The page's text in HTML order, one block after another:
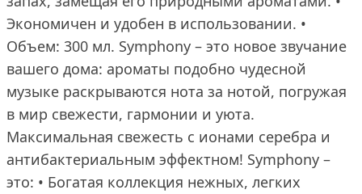
Экономичен и удобен в использовании. •
Объем: 300 мл. Symphony – это новое звучание
вашего дома: ароматы подобно чудесной
музыке раскрываются нота за нотой, погружая
в мир свежести, гармонии и уюта.
Максимальная свежесть с ионами серебра и
антибактериальным эффектном! Symphony –
это: • Богатая коллекция нежных, легких